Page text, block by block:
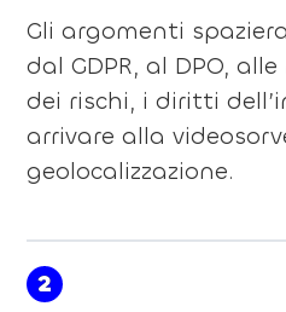
Gli argomenti
dal GDPR, al DPO,
dei rischi, i diritti
arrivare alla
geolocalizzazione.
2